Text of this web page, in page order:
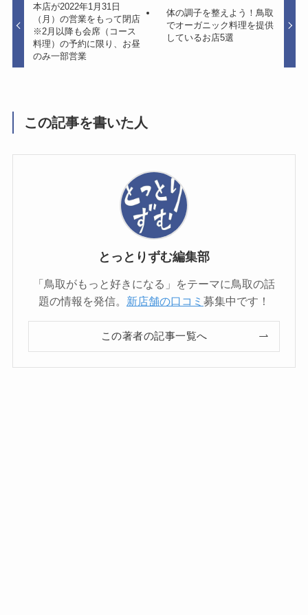
本店が2022年1月31日
（月）の営業をもって閉店
※2月以降も会席（コース
料理）の予約に限り、お昼
のみ一部営業
体の調子を整えよう！鳥取
でオーガニック料理を提供
しているお店5選
この記事を書いた人
とっとりずむ編集部
「鳥取がもっと好きになる」をテーマに鳥取の話
題の情報を発信。 新店舗の口コミ 募集中です！
この著者の記事一覧へ